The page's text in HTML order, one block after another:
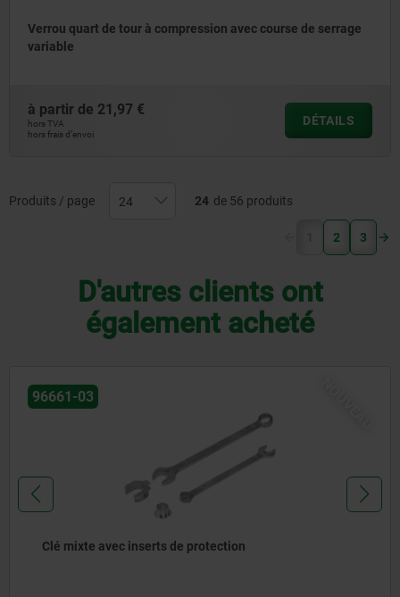
Verrou quart de tour à compression avec course de serrage
variable
à partir de 21,97 €
hors TVA
hors frais d’envoi
DÉTAILS
Produits / page 24 de 56 produits
1 (current)
2 3
D'autres clients ont
également acheté
96661-03
Clé mixte avec inserts de protection